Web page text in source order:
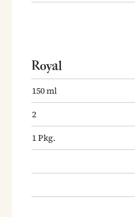
Royal
150ml
2
1Pkg.